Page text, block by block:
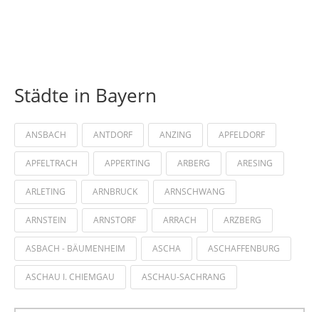
Städte in Bayern
ANSBACH ANTDORF ANZING APFELDORF
APFELTRACH APPERTING ARBERG ARESING
ARLETING ARNBRUCK ARNSCHWANG
ARNSTEIN ARNSTORF ARRACH ARZBERG
ASBACH - BÄUMENHEIM ASCHA ASCHAFFENBURG
ASCHAU I. CHIEMGAU ASCHAU-SACHRANG